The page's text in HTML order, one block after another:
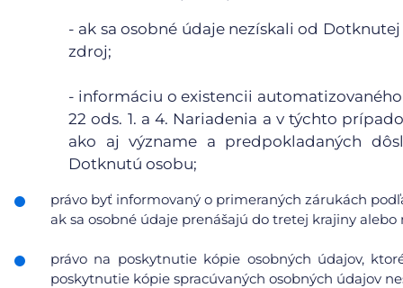
- ak sa osobné údaje nezískali od
zdroj;
- informáciu o existencii
22 ods. 1. a 4. Nariadenia a v týchto
ako aj význame a predpokladaných
Dotknutú osobu;
právo byť informovaný o primeraných zárukách
ak sa osobné údaje prenášajú do tretej krajiny
právo na poskytnutie kópie osobných údajov,
poskytnutie kópie spracúvaných osobných údajov